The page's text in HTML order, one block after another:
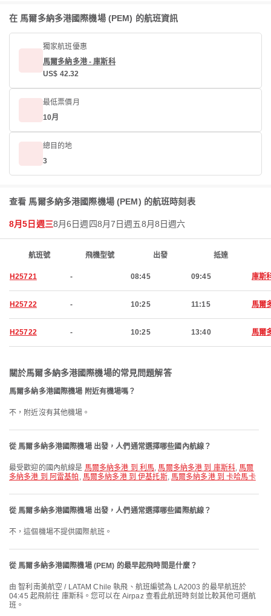
在 馬爾多納多港國際機場 (PEM) 的航班資訊
獨家航班優惠
馬爾多納多港 - 庫斯科
US$ 42.32
最低票價月
10月
總目的地
3
查看 馬爾多納多港國際機場 (PEM) 的航班時刻表
8月5日週三8月6日週四8月7日週五8月8日週六
航班號 飛機型號 出發 抵達
H25721 - 08:45 09:45 庫斯
H25722 - 10:25 11:15 馬爾
H25722 - 10:25 13:40 馬爾
關於馬爾多納多港國際機場的常見問題解答
馬爾多納多港國際機場 附近有機場嗎？
不，附近沒有其他機場。
從 馬爾多納多港國際機場 出發，人們通常選擇哪些國內航線？
最受歡迎的國內航線是 馬爾多納多港 到 利馬, 馬爾多納多港 到 庫斯科, 馬爾
多納多港 到 阿雷基帕 , 馬爾多納多港 到 伊基托斯, 馬爾多納多港 到 卡哈馬卡
從 馬爾多納多港國際機場 出發，人們通常選擇哪些國際航線？
不，這個機場不提供國際航班。
從 馬爾多納多港國際機場 (PEM) 的最早起飛時間是什麼？
由 智利南美航空 / LATAM Chile 執飛、航班編號為 LA2003 的最早航班於
04:45 起飛前往 庫斯科。您可以在 Airpaz 查看此航班時刻並比較其他可選航
班。